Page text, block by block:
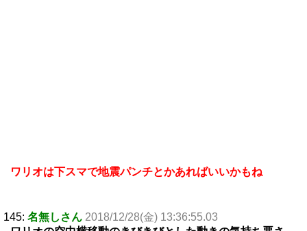
ワリオは下スマで地震パンチとかあればいいかもね
145: 名無しさん 2018/12/28(金) 13:36:55.03